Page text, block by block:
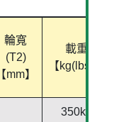
輪寬
(T2)
【mm】
載重
【kg(lbs)】
350kg